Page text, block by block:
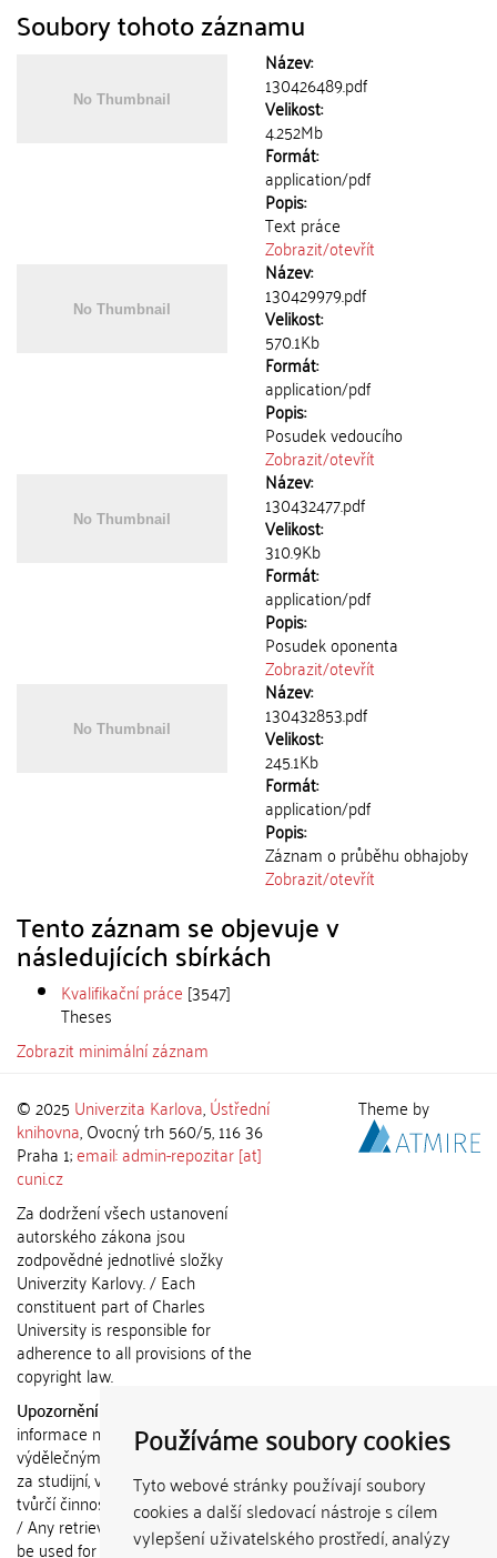
Používáme soubory cookies
Tyto webové stránky používají soubory
cookies a další sledovací nástroje s cílem
vylepšení uživatelského prostředí, analýzy
Soubory tohoto záznamu
Název:
130426489.pdf
Velikost:
4.252Mb
Formát:
application/pdf
Popis:
Text práce
Zobrazit/otevřít
Název:
130429979.pdf
Velikost:
570.1Kb
Formát:
application/pdf
Popis:
Posudek vedoucího
Zobrazit/otevřít
Název:
130432477.pdf
Velikost:
310.9Kb
Formát:
application/pdf
Popis:
Posudek oponenta
Zobrazit/otevřít
Název:
130432853.pdf
Velikost:
245.1Kb
Formát:
application/pdf
Popis:
Záznam o průběhu obhajoby
Zobrazit/otevřít
Tento záznam se objevuje v
následujících sbírkách
Kvalifikační práce [3547]
Theses
Zobrazit minimální záznam
© 2025 Univerzita Karlova,Ústřední
knihovna, Ovocný trh 560/5, 116 36
Praha 1;email: admin-repozitar [at]
cuni.cz
Za dodržení všech ustanovení
autorského zákona jsou
zodpovědné jednotlivé složky
Univerzity Karlovy. / Each
constituent part of Charles
University is responsible for
adherence to all provisions of the
copyright law.
Upozornění / Notice:
informace nemohou být použity k
výdělečným účelům nebo vydávány
za studijní, vědeckou nebo jinou
tvůrčí činnost jiné osoby než autora.
/ Any retrieved information shall not
be used for any commercial
Theme by